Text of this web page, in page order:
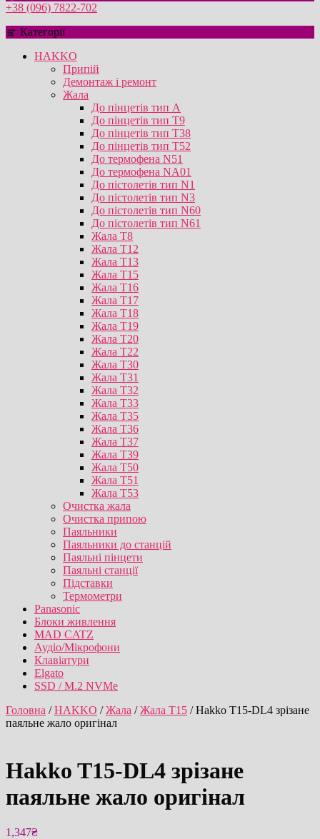
+38 (096) 7822-702
Категорії
HAKKO
Припій
Демонтаж і ремонт
Жала
До пінцетів тип А
До пінцетів тип T9
До пінцетів тип T38
До пінцетів тип T52
До термофена N51
До термофена NA01
До пістолетів тип N1
До пістолетів тип N3
До пістолетів тип N60
До пістолетів тип N61
Жала T8
Жала T12
Жала T13
Жала T15
Жала T16
Жала T17
Жала T18
Жала T19
Жала T20
Жала T22
Жала T30
Жала T31
Жала T32
Жала T33
Жала T35
Жала T36
Жала T37
Жала T39
Жала T50
Жала T51
Жала T53
Очистка жала
Очистка припою
Паяльники
Паяльники до станцій
Паяльні пінцети
Паяльні станції
Підставки
Термометри
Panasonic
Блоки живлення
MAD CATZ
Аудіо/Мікрофони
Клавіатури
Elgato
SSD / M.2 NVMe
Головна /HAKKO /Жала /Жала T15 / Hakko T15-DL4 зрізане
паяльне жало оригінал
Hakko T15-DL4 зрізане
паяльне жало оригінал
1,347₴